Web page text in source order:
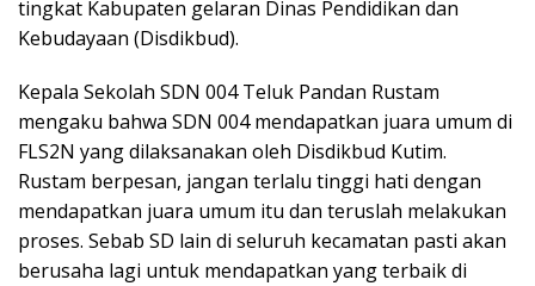
tingkat Kabupaten gelaran Dinas Pendidikan dan
Kebudayaan (Disdikbud).
Kepala Sekolah SDN 004 Teluk Pandan Rustam
mengaku bahwa SDN 004 mendapatkan juara umum di
FLS2N yang dilaksanakan oleh Disdikbud Kutim.
Rustam berpesan, jangan terlalu tinggi hati dengan
mendapatkan juara umum itu dan teruslah melakukan
proses. Sebab SD lain di seluruh kecamatan pasti akan
berusaha lagi untuk mendapatkan yang terbaik di